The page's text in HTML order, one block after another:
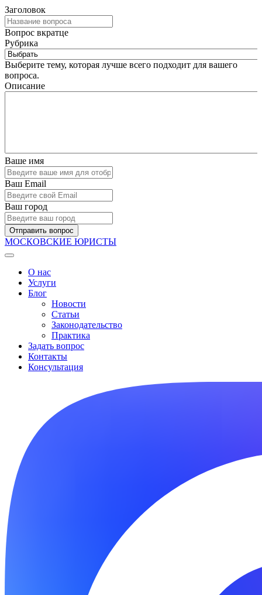
Заголовок
Вопрос вкратце
Рубрика
Выберите тему, которая лучше всего подходит для вашего
вопроса.
Описание
Ваше имя
Ваш Email
Ваш город
Отправить вопрос
МОСКОВСКИЕ ЮРИСТЫ
О нас
Услуги
Блог
Новости
Статьи
Законодательство
Практика
Задать вопрос
Контакты
Консультация